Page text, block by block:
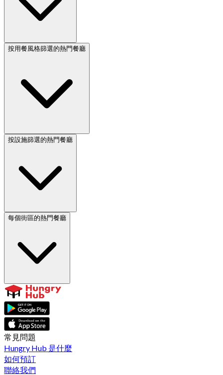
按用餐風格篩選的熱門餐廳
按設施篩選的熱門餐廳
每個街區的熱門餐廳
常見問題
Hungry Hub 是什麼
如何預訂
聯絡我們